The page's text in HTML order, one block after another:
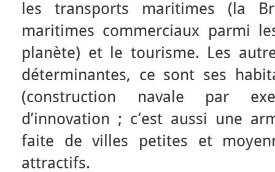
les transports maritimes (la
maritimes commerciaux parmi
planète) et le tourisme. Les
déterminantes, ce sont ses
(construction navale par
d’innovation ; c’est aussi une
faite de villes petites et
attractifs.